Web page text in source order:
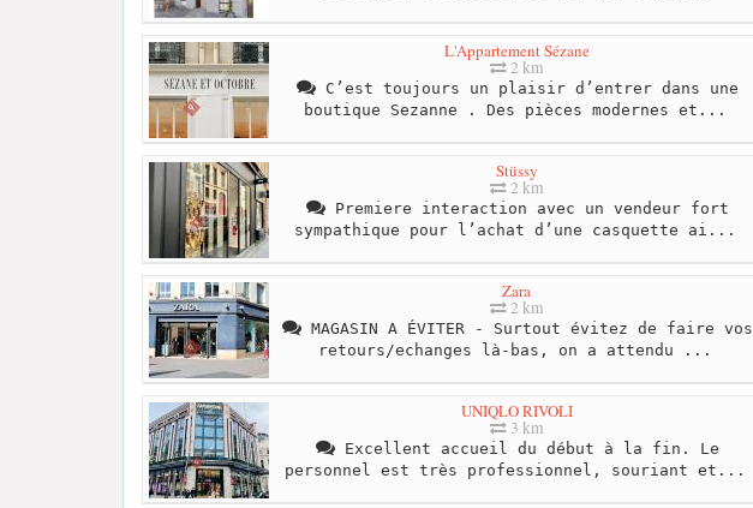
L'Appartement Sézane
2 km
C’est toujours un plaisir d’entrer dans une
boutique Sezanne . Des pièces modernes et...
Stüssy
2 km
Premiere interaction avec un vendeur fort
sympathique pour l’achat d’une casquette ai...
Zara
2 km
MAGASIN A ÉVITER - Surtout évitez de faire vos
retours/echanges là-bas, on a attendu ...
UNIQLO RIVOLI
3 km
Excellent accueil du début à la fin. Le
personnel est très professionnel, souriant et...